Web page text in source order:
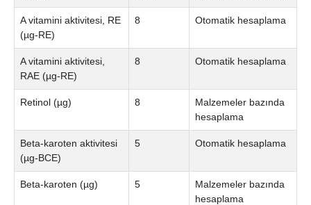
A vitamini aktivitesi, RE
(µg-RE)
8 Otomatik hesaplama
A vitamini aktivitesi,
RAE (µg-RE)
8 Otomatik hesaplama
Retinol (µg) 8
Malzemeler bazında
hesaplama
Beta-karoten aktivitesi
(µg-BCE)
5 Otomatik hesaplama
Beta-karoten (µg) 5
Malzemeler bazında
hesaplama